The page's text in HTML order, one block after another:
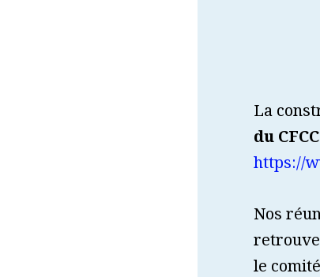
La
du
https://
Nos
le